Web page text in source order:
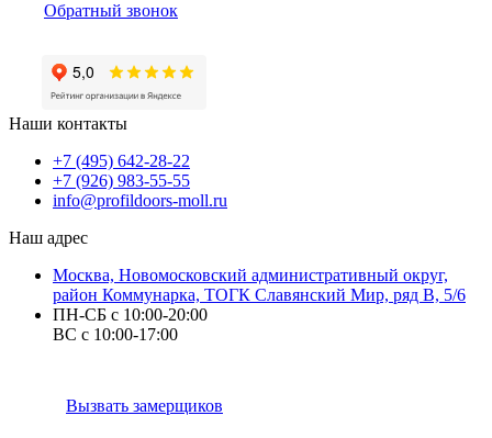
Обратный звонок
Наши контакты
+7 (495) 642-28-22
+7 (926) 983-55-55
info@profildoors-moll.ru
Наш адрес
Москва, Новомосковский административный округ,
район Коммунарка, ТОГК Славянский Мир, ряд В, 5/6
ПН-СБ с 10:00-20:00
ВС с 10:00-17:00
Вызвать замерщиков